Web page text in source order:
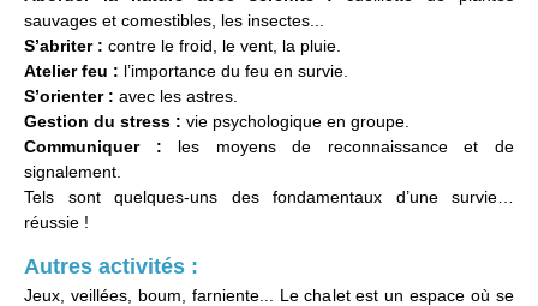
sauvages et comestibles, les insectes...
S’abriter : contre le froid, le vent, la pluie.
Atelier feu : l’importance du feu en survie.
S’orienter : avec les astres.
Gestion du stress : vie psychologique en groupe.
Communiquer : les moyens de reconnaissance et de
signalement.
Tels sont quelques-uns des fondamentaux d’une survie…
réussie !
Autres activités :
Jeux, veillées, boum, farniente... Le chalet est un espace où se